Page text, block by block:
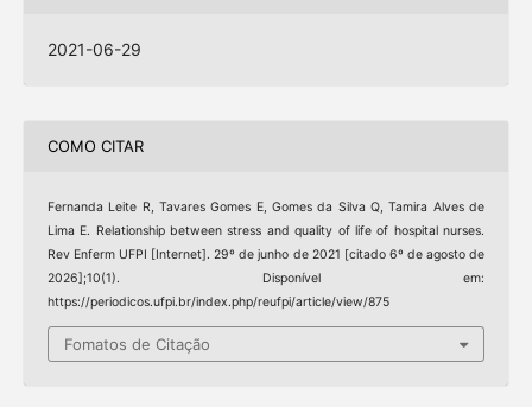
2021-06-29
COMO CITAR
Fernanda Leite R, Tavares Gomes E, Gomes da Silva Q, Tamira Alves de
Lima E. Relationship between stress and quality of life of hospital nurses.
Rev Enferm UFPI [Internet]. 29º de junho de 2021 [citado 6º de agosto de
2026];10(1). Disponível em:
https://periodicos.ufpi.br/index.php/reufpi/article/view/875
Fomatos de Citação